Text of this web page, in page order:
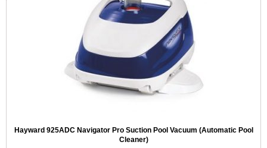
Hayward 925ADC Navigator Pro Suction Pool Vacuum (Automatic Pool
Cleaner)